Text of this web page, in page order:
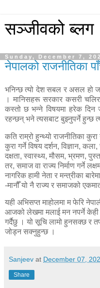
सञ्जीवको ब्लग
Sunday, December 7,
नेपालको राजनीतिका
भनिन्छ त्यो देश सबल र असल हो
। मानिसहरू सरकार कसरी
कस्तो छ भन्ने विषयमा हरेक दिन
रहन्छन् भने त्यसबाट बुझ्नुपर्ने
कति राम्रो हुन्थ्यो राजनीतिका
कुरा गर्ने विषय दर्शन, विज्ञान,
दक्षता, स्वास्थ्य, मौसम, भ्रमण,
तर, समाज वा राज्य निर्माण गर्ने
नागरिक हामी नेता र मन्त्रीका
-मानौँ यो नै राज्य र समाजको
यही अभिसप्त माहोलमा म फेरि
आजको लेखमा मलाई मन नपर्ने केही
गर्दैछु । यो सूचि लामो हुनसक्छ र
जोड्न सक्नुहुन्छ ।
Sanjeev at December 07,
Share